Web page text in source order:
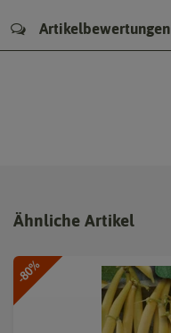
Artikelbewertungen
Ähnliche Artikel
-80%